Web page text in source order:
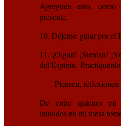
Agreguen esto,
presente.
10. Déjense guiar por el
11. ¡Oigan! ¡Sientan!
del Espíritu.
Piensen, reflexionen
De entre quienes en
reunidos en mi mesa